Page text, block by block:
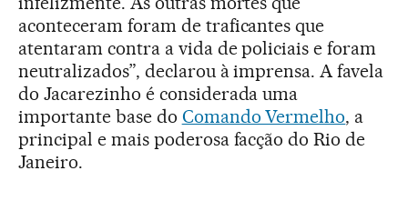
aconteceram foram de traficantes que
atentaram contra a vida de policiais e foram
neutralizados”, declarou à imprensa. A favela
do Jacarezinho é considerada uma
importante base do Comando Vermelho, a
principal e mais poderosa facção do Rio de
Janeiro.